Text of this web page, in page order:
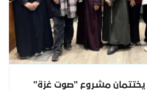
يختتمان مشروع "صوت غزة"